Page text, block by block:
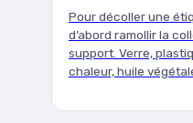
Pour décoller une
d’abord ramollir la
support. Verre,
chaleur, huile